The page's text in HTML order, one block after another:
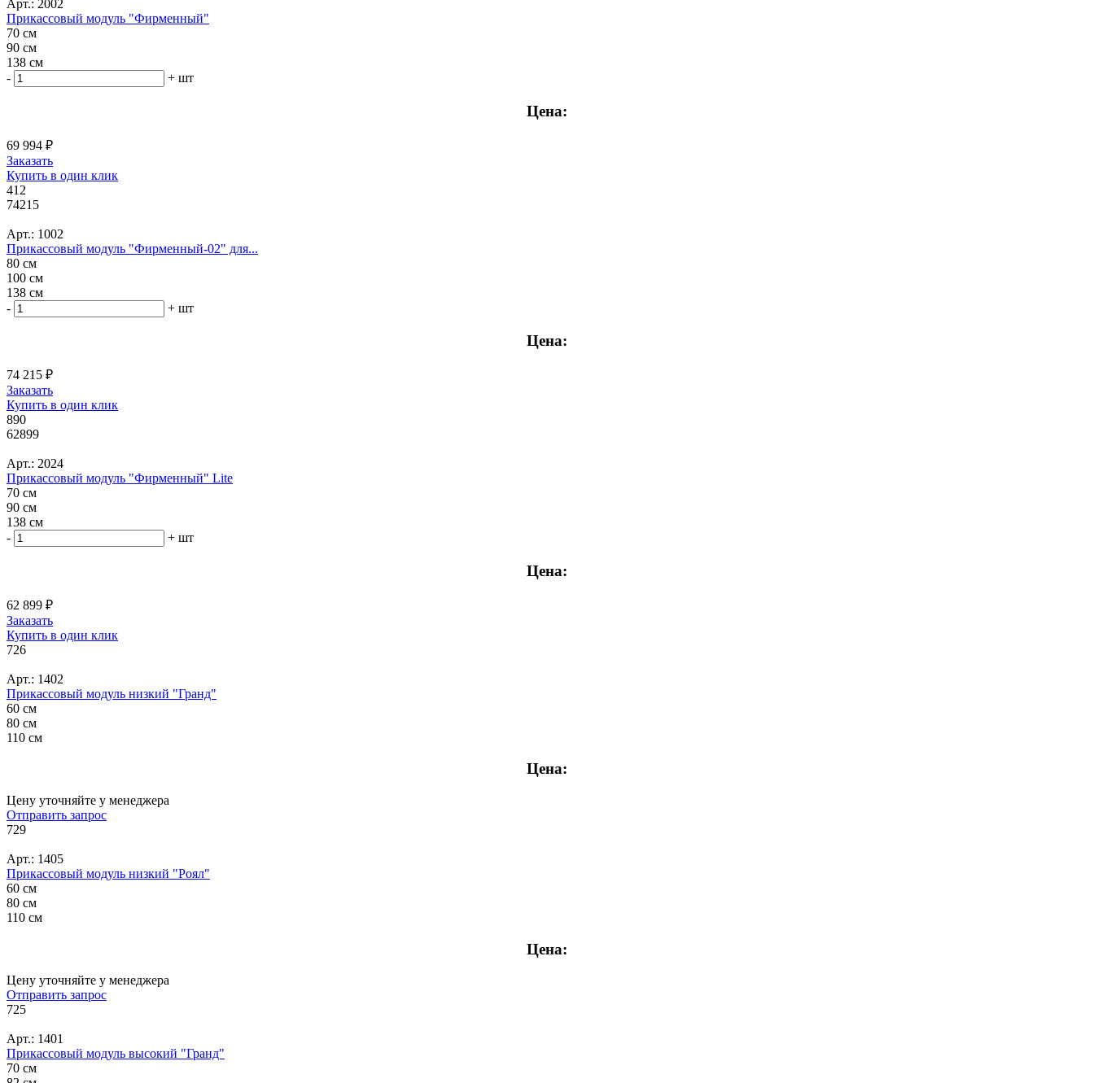
Арт.: 2002
Прикассовый модуль "Фирменный"
70 см
90 см
138 см
-
+ шт
Цена:
69 994 ₽
Заказать
Купить в один клик
412
74215
Арт.: 1002
Прикассовый модуль "Фирменный-02" для...
80 см
100 см
138 см
-
+ шт
Цена:
74 215 ₽
Заказать
Купить в один клик
890
62899
Арт.: 2024
Прикассовый модуль "Фирменный" Lite
70 см
90 см
138 см
-
+ шт
Цена:
62 899 ₽
Заказать
Купить в один клик
726
Арт.: 1402
Прикассовый модуль низкий "Гранд"
60 см
80 см
110 см
Цена:
Цену уточняйте у менеджера
Отправить запрос
729
Арт.: 1405
Прикассовый модуль низкий "Роял"
60 см
80 см
110 см
Цена:
Цену уточняйте у менеджера
Отправить запрос
725
Арт.: 1401
Прикассовый модуль высокий "Гранд"
70 см